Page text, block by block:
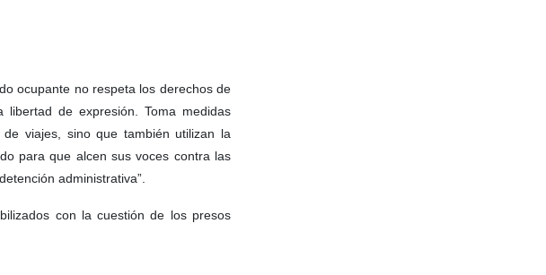
ocupante no respeta los derechos de
de expresión. Toma medidas
viajes, sino que también utilizan la
para que alcen sus voces contra las
administrativa”.
con la cuestión de los presos